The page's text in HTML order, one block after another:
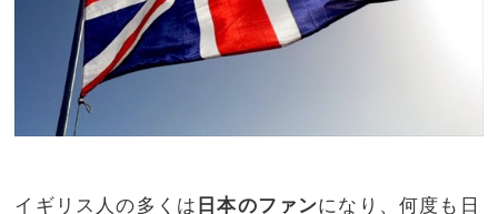
イギリス人の多くは 日本のファンになり、何度も日